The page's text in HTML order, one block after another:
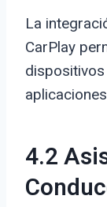
La
CarPlay
4.2